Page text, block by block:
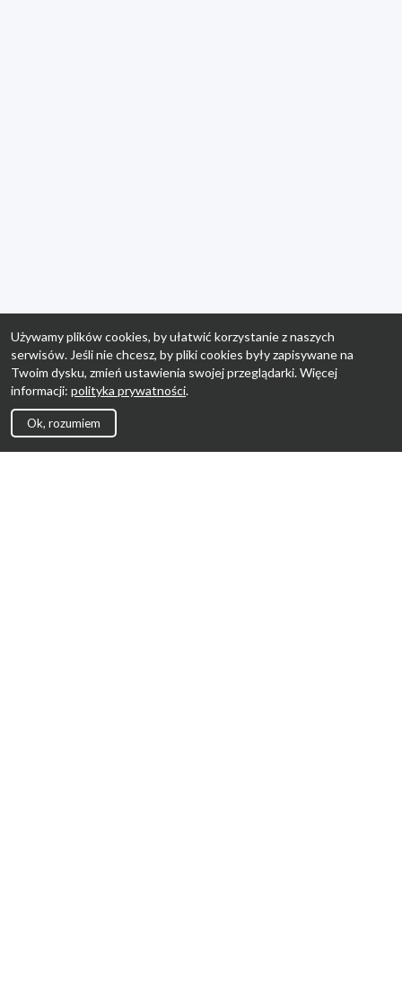
Używamy plików cookies, by ułatwić korzystanie z naszych
serwisów. Jeśli nie chcesz, by pliki cookies były zapisywane na
Twoim dysku, zmień ustawienia swojej przeglądarki. Więcej
informacji: polityka prywatności.
Ok, rozumiem